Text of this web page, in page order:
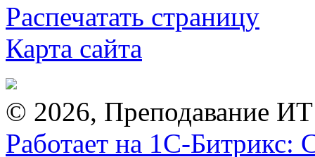
Распечатать страницу
Карта сайта
© 2026, Преподавание
Работает на 1С-Битрикс: